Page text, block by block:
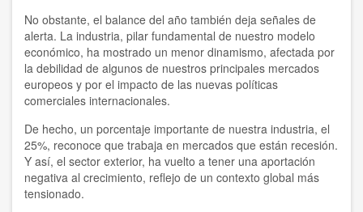
No obstante, el balance del año también deja señales de
alerta. La industria, pilar fundamental de nuestro modelo
económico, ha mostrado un menor dinamismo, afectada por
la debilidad de algunos de nuestros principales mercados
europeos y por el impacto de las nuevas políticas
comerciales internacionales.
De hecho, un porcentaje importante de nuestra industria, el
25%, reconoce que trabaja en mercados que están recesión.
Y así, el sector exterior, ha vuelto a tener una aportación
negativa al crecimiento, reflejo de un contexto global más
tensionado.